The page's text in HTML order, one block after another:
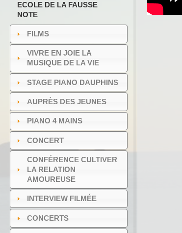
ECOLE DE LA FAUSSE
NOTE
FILMS
VIVRE EN JOIE LA
MUSIQUE DE LA VIE
STAGE PIANO DAUPHINS
AUPRÈS DES JEUNES
PIANO 4 MAINS
CONCERT
CONFÉRENCE CULTIVER
LA RELATION
AMOUREUSE
INTERVIEW FILMÉE
CONCERTS